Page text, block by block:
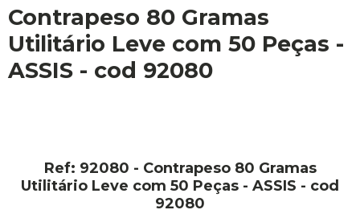
Contrapeso 80 Gramas
Utilitário Leve com 50 Peças -
ASSIS - cod 92080
Ref: 92080 - Contrapeso 80 Gramas
Utilitário Leve com 50 Peças - ASSIS - cod
92080